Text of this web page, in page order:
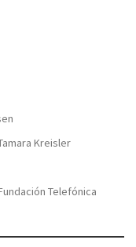
Kreisler
Telefónica